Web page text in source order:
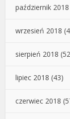
październik 2018
wrzesień 2018
sierpień 2018
lipiec 2018 (43)
czerwiec 2018